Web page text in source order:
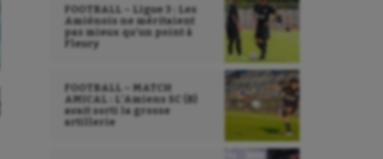
FOOTBALL – Ligue 3 : Les
Amiénois ne méritaient
pas mieux qu’un point à
Fleury
FOOTBALL – MATCH
AMICAL : L’Amiens SC (B)
avait sorti la grosse
artillerie